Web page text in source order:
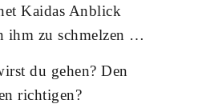
Kaidas Anblick
ihm zu schmelzen …
du gehen? Den
richtigen?